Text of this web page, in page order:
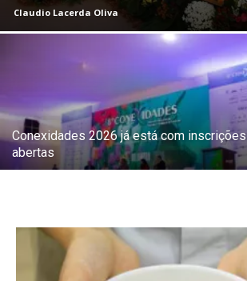
Claudio Lacerda Oliva
Conexidades 2026 já está com inscrições
abertas